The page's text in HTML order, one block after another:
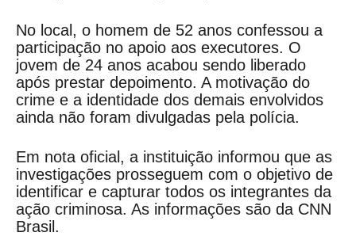
No local, o homem de 52 anos confessou a
participação no apoio aos executores. O
jovem de 24 anos acabou sendo liberado
após prestar depoimento. A motivação do
crime e a identidade dos demais envolvidos
ainda não foram divulgadas pela polícia.
Em nota oficial, a instituição informou que as
investigações prosseguem com o objetivo de
identificar e capturar todos os integrantes da
ação criminosa. As informações são da CNN
Brasil.